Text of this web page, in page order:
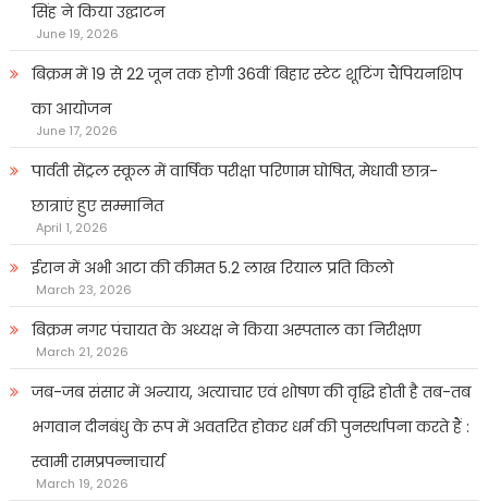
सिंह ने किया उद्घाटन
June 19, 2026
बिक्रम में 19 से 22 जून तक होगी 36वीं बिहार स्टेट शूटिंग चैंपियनशिप
का आयोजन
June 17, 2026
पार्वती सेंट्रल स्कूल में वार्षिक परीक्षा परिणाम घोषित, मेधावी छात्र-
छात्राएं हुए सम्मानित
April 1, 2026
ईरान में अभी आटा की कीमत 5.2 लाख रियाल प्रति किलो
March 23, 2026
बिक्रम नगर पंचायत के अध्यक्ष ने किया अस्पताल का निरीक्षण
March 21, 2026
जब-जब संसार में अन्याय, अत्याचार एवं शोषण की वृद्धि होती है तब-तब
भगवान दीनबंधु के रूप में अवतरित होकर धर्म की पुनर्स्थापना करते हैं :
स्वामी रामप्रपन्नाचार्य
March 19, 2026